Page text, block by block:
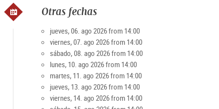
Reservaen línearequerida (número de participantes
La visita se lleva a cabo exclusivamente en el núcleo más
interno del casco antiguo de Salzburgo y, por lo tanto,
también puede ser fácilmente manejada por personas con
movilidad reducida. Accesible
Todos los detalles adicionales, información importante y
Otras fechas
jueves, 06. ago 2026 from 14:00
viernes, 07. ago 2026 from 14:00
sábado, 08. ago 2026 from 14:00
lunes, 10. ago 2026 from 14:00
martes, 11. ago 2026 from 14:00
jueves, 13. ago 2026 from 14:00
viernes, 14. ago 2026 from 14:00